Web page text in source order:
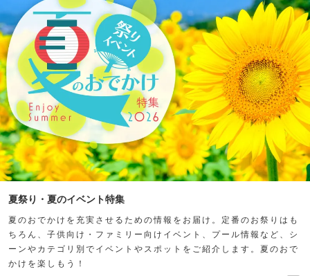
夏祭り・夏のイベント特集
夏のおでかけを充実させるための情報をお届け。定番のお祭りはも
ちろん、子供向け・ファミリー向けイベント、プール情報など、シ
ーンやカテゴリ別でイベントやスポットをご紹介します。夏のおで
かけを楽しもう！